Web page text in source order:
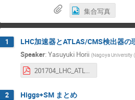
集合写真
1 LHC加速器とATLAS/CMS検出器の
Speaker: Yasuyuki Horii (Nagoya University
201704_LHC_ATLAS_CMS.pdf
2 Higgs+SM まとめ